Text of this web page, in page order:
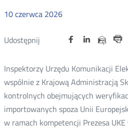
10czerwca 2026
Udostępnij
Udostępnij
Twitter
Otwórz
oknie
Udostępnij
Facebook
Otwórz
oknie
Udostępnij
Linkedin
Otwórz
oknie
e-
mail
Inspektorzy Urzędu Komunikacji
wspólnie z Krajową Administracją
kontrolnych obejmujących
importowanych spoza Unii
w ramach kompetencji Prezesa